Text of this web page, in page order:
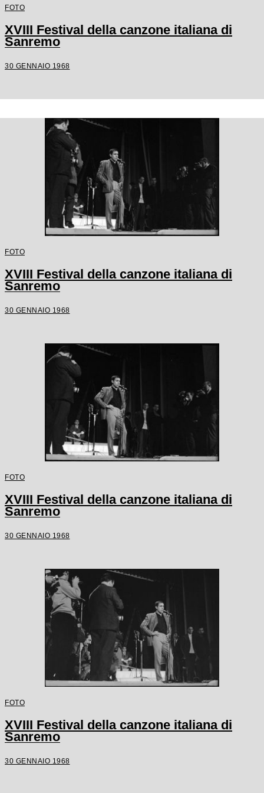
FOTO
XVIII Festival della canzone italiana di
Sanremo
30 GENNAIO 1968
FOTO
XVIII Festival della canzone italiana di
Sanremo
30 GENNAIO 1968
FOTO
XVIII Festival della canzone italiana di
Sanremo
30 GENNAIO 1968
FOTO
XVIII Festival della canzone italiana di
Sanremo
30 GENNAIO 1968